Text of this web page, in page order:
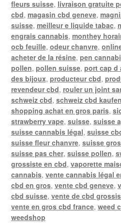
fleurs suisse, livraison gratuite
cbd, magasin cbd geneve,
suisse, meilleur e liquide tabac,
engrais cannabis, monthey
ocb feuille, odeur chanvre,
acheter de la résine, pen
pollen, pollen suisse, port cap d
des bijoux, producteur cbd,
revendeur cbd, rouler un joint
schweiz cbd, schweiz cbd kaufen
shopping achat en gros paris,
strawberry vape, suisse, suisse
suisse cannabis légal, suisse
suisse fleur chanvre, suisse
suisse pas cher, suisse pollen,
grossiste en cbd, vaporette
cannabis, vente cannabis légal
cbd en gros, vente cbd geneve,
cbd suisse, vente de cbd
vente en gros cbd france, weed
weedshop